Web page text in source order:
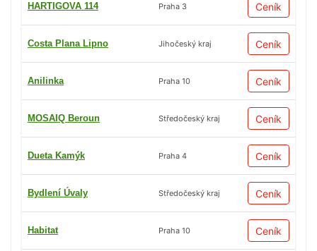
HARTIGOVA 114 Praha 3 Ceník
Costa Plana Lipno Jihočeský kraj Ceník
Anilinka Praha 10 Ceník
MOSAIQ Beroun Středočeský kraj Ceník
Dueta Kamýk Praha 4 Ceník
Bydlení Úvaly Středočeský kraj Ceník
Habitat Praha 10 Ceník